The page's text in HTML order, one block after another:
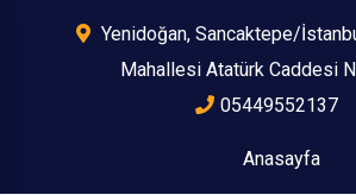
Yenidoğan, Sancaktepe/
Mahallesi Atatürk Caddesi
05449552137
Anasayfa